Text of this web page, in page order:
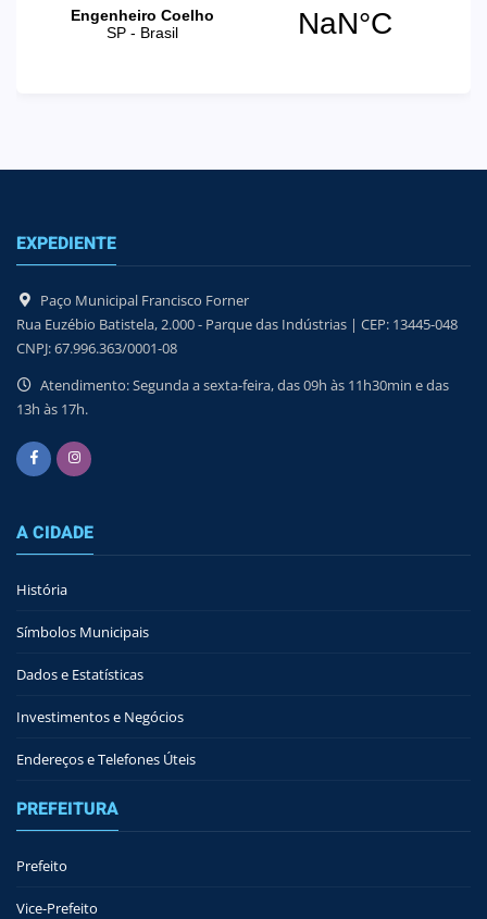
EXPEDIENTE
Paço Municipal Francisco Forner
Rua Euzébio Batistela, 2.000 - Parque das Indústrias | CEP: 13445-048
CNPJ: 67.996.363/0001-08
Atendimento: Segunda a sexta-feira, das 09h às 11h30min e das
13h às 17h.
A CIDADE
História
Símbolos Municipais
Dados e Estatísticas
Investimentos e Negócios
Endereços e Telefones Úteis
PREFEITURA
Prefeito
Vice-Prefeito